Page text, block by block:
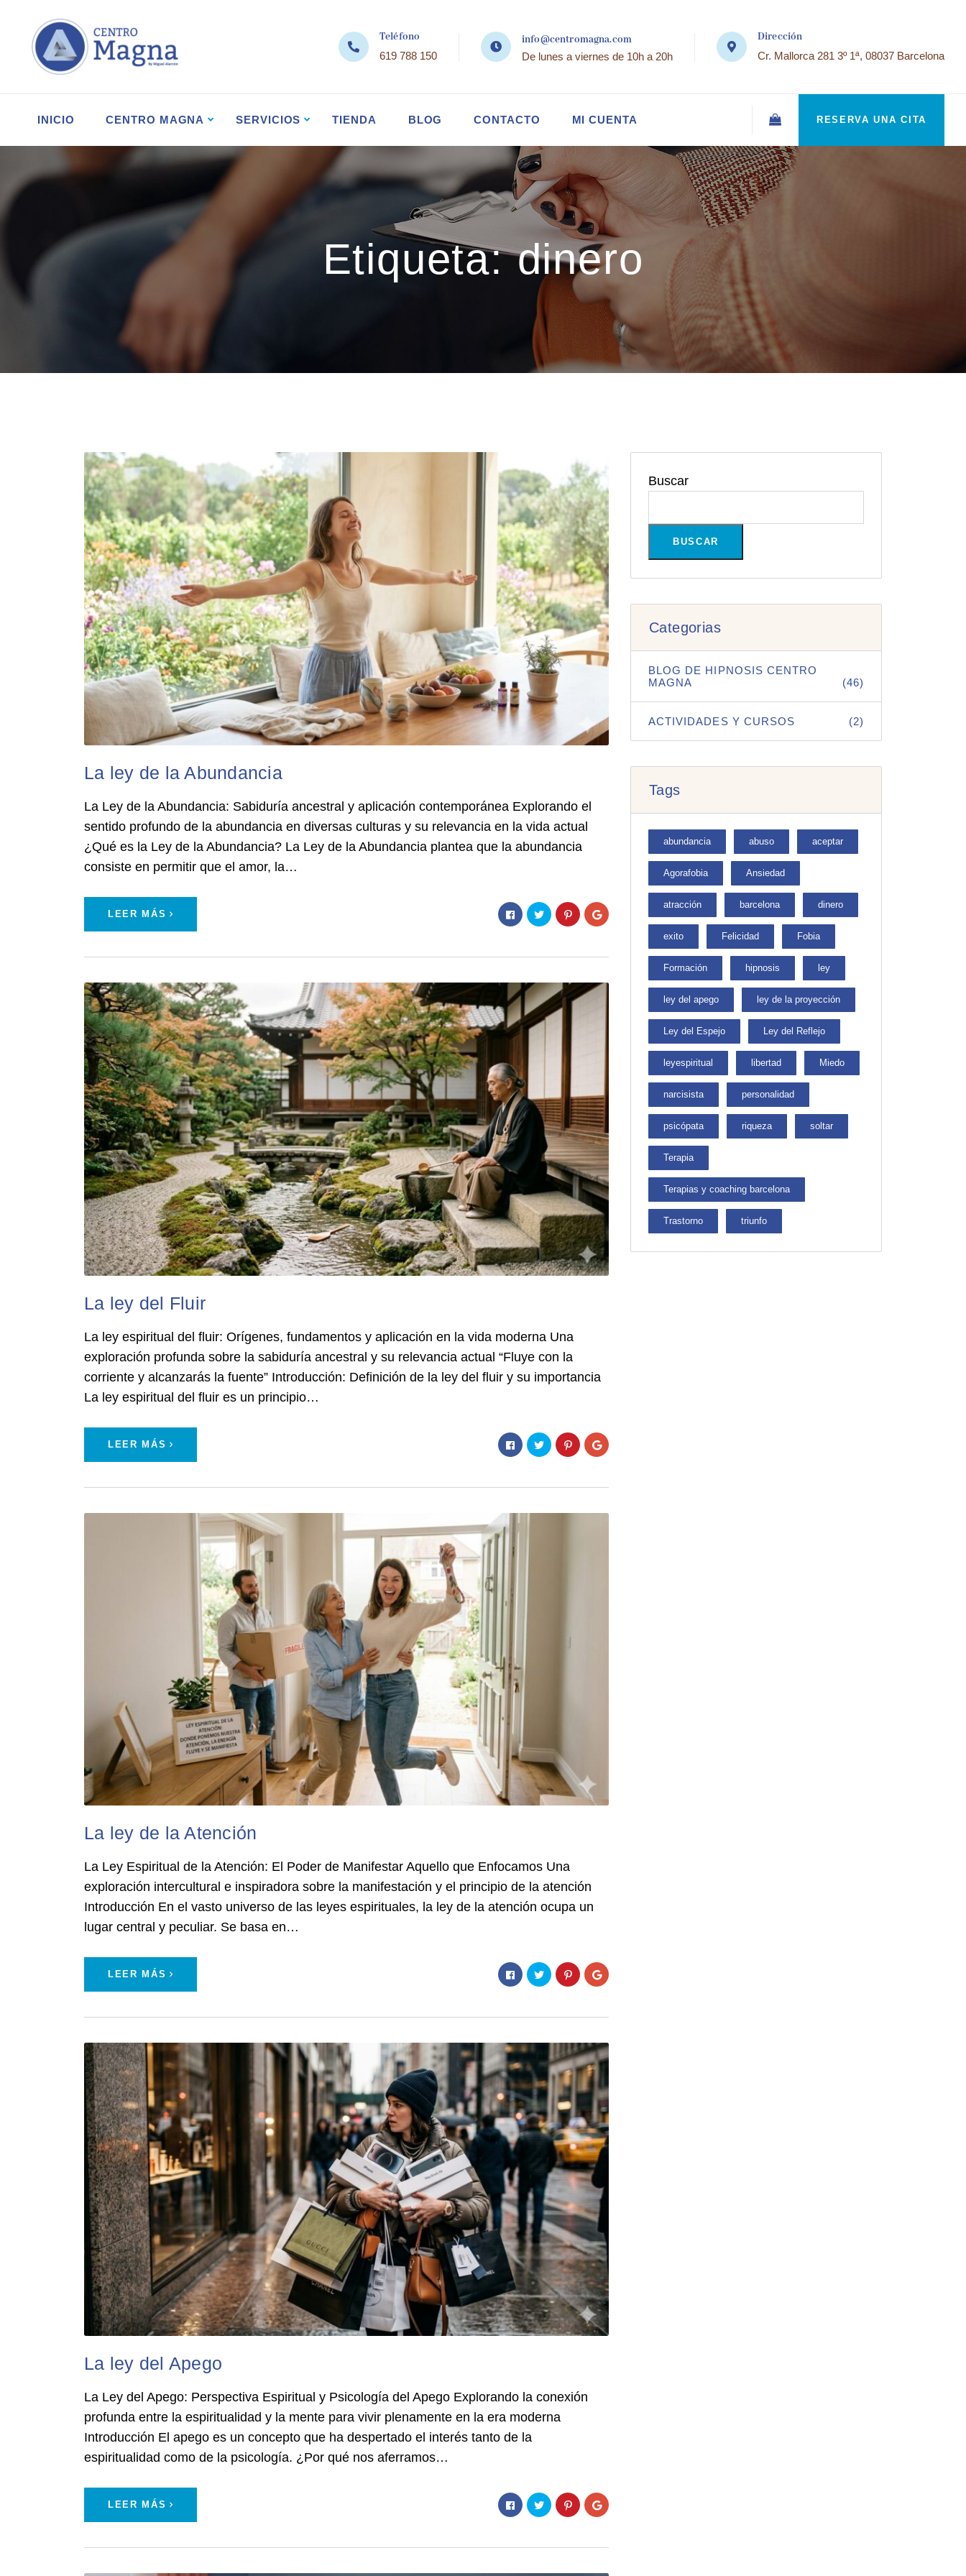
Teléfono
619 788 150
info@centromagna.com
De lunes a viernes de 10h a 20h
Dirección
Cr. Mallorca 281 3º 1ª, 08037 Barcelona
INICIO CENTRO MAGNA SERVICIOS TIENDA BLOG CONTACTO MI CUENTA RESERVA UNA CITA
Etiqueta:dinero
La ley de la Abundancia
La Ley de la Abundancia: Sabiduría ancestral y aplicación contemporánea Explorando el
sentido profundo de la abundancia en diversas culturas y su relevancia en la vida actual
¿Qué es la Ley de la Abundancia? La Ley de la Abundancia plantea que la abundancia
consiste en permitir que el amor, la…
LEER MÁS
La ley del Fluir
La ley espiritual del fluir: Orígenes, fundamentos y aplicación en la vida moderna Una
exploración profunda sobre la sabiduría ancestral y su relevancia actual “Fluye con la
corriente y alcanzarás la fuente” Introducción: Definición de la ley del fluir y su importancia
La ley espiritual del fluir es un principio…
LEER MÁS
La ley de la Atención
La Ley Espiritual de la Atención: El Poder de Manifestar Aquello que Enfocamos Una
exploración intercultural e inspiradora sobre la manifestación y el principio de la atención
Introducción En el vasto universo de las leyes espirituales, la ley de la atención ocupa un
lugar central y peculiar. Se basa en…
LEER MÁS
La ley del Apego
La Ley del Apego: Perspectiva Espiritual y Psicología del Apego Explorando la conexión
profunda entre la espiritualidad y la mente para vivir plenamente en la era moderna
Introducción El apego es un concepto que ha despertado el interés tanto de la
espiritualidad como de la psicología. ¿Por qué nos aferramos…
LEER MÁS
Buscar
BUSCAR
Categorias
BLOG DE HIPNOSIS CENTRO
MAGNA
(46)
ACTIVIDADES Y CURSOS (2)
Tags
abundancia abuso aceptar
Agorafobia Ansiedad
atracción barcelona dinero
exito Felicidad Fobia
Formación hipnosis ley
ley del apego ley de la proyección
Ley del Espejo Ley del Reflejo
leyespiritual libertad Miedo
narcisista personalidad
psicópata riqueza soltar
Terapia
Terapias y coaching barcelona
Trastorno triunfo